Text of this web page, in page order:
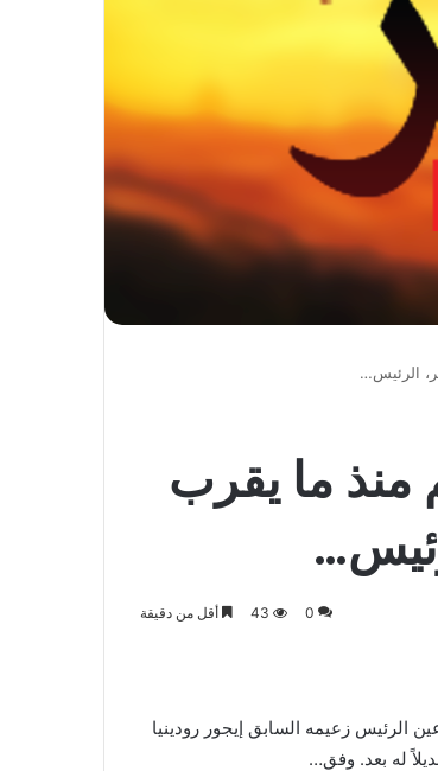
منذ ما يقرب
0
43 أقل من دقيقة
يقرب من شهر. وفي 29 سبتمبر/أيلول، عين الرئيس زعيمه السابق إيجور رودينيا
له بعد. وفق…